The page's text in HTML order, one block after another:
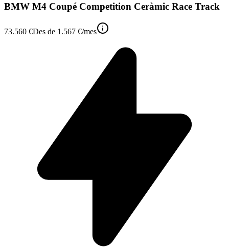
BMW M4 Coupé Competition Ceràmic Race Track
73.560 €Des de 1.567 €/mes